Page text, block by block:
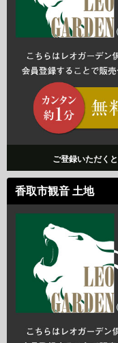
ご登録いただくと
香取市観音 土地